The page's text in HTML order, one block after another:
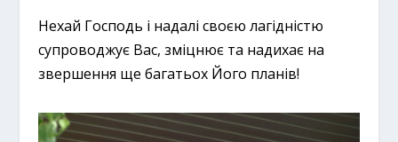
Нехай Господь і надалі своєю лагідністю
супроводжує Вас, зміцнює та надихає на
звершення ще багатьох Його планів!